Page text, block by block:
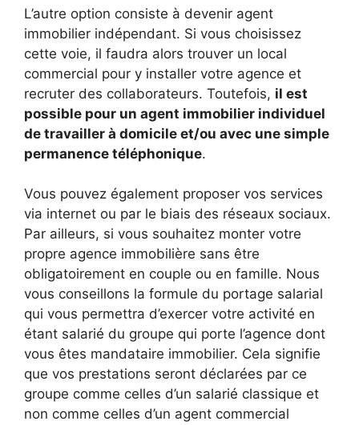
L’autre option consiste à devenir agent
immobilier indépendant. Si vous choisissez
cette voie, il faudra alors trouver un local
commercial pour y installer votre agence et
recruter des collaborateurs. Toutefois, il est
possible pour un agent immobilier individuel
de travailler à domicile et/ou avec une simple
permanence téléphonique.
Vous pouvez également proposer vos services
via internet ou par le biais des réseaux sociaux.
Par ailleurs, si vous souhaitez monter votre
propre agence immobilière sans être
obligatoirement en couple ou en famille. Nous
vous conseillons la formule du portage salarial
qui vous permettra d’exercer votre activité en
étant salarié du groupe qui porte l’agence dont
vous êtes mandataire immobilier. Cela signifie
que vos prestations seront déclarées par ce
groupe comme celles d’un salarié classique et
non comme celles d’un agent commercial